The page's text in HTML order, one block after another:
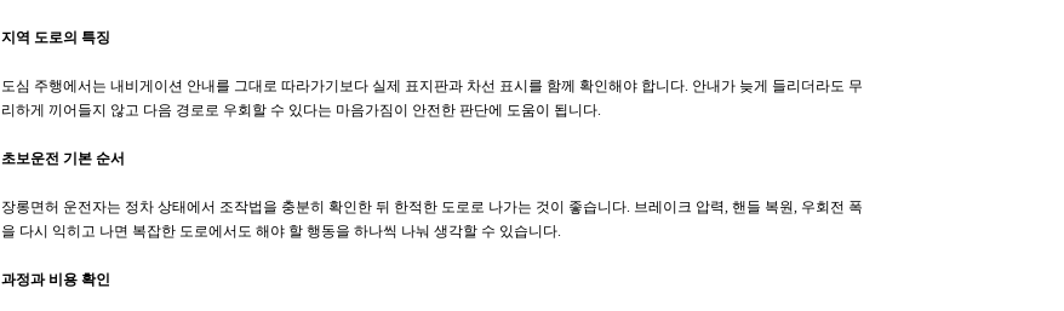
지역 도로의 특징
도심 주행에서는 내비게이션 안내를 그대로 따라가기보다 실제 표지판과 차선 표시를 함께 확인해야 합니다. 안내가 늦게 들리더라도 무
리하게 끼어들지 않고 다음 경로로 우회할 수 있다는 마음가짐이 안전한 판단에 도움이 됩니다.
초보운전 기본 순서
장롱면허 운전자는 정차 상태에서 조작법을 충분히 확인한 뒤 한적한 도로로 나가는 것이 좋습니다. 브레이크 압력, 핸들 복원, 우회전 폭
을 다시 익히고 나면 복잡한 도로에서도 해야 할 행동을 하나씩 나눠 생각할 수 있습니다.
과정과 비용 확인